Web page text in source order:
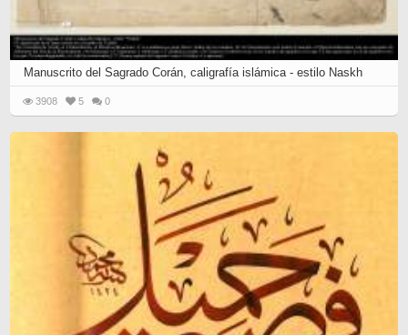
Manuscrito del Sagrado Corán, caligrafía islámica - estilo Naskh
3908 5 0